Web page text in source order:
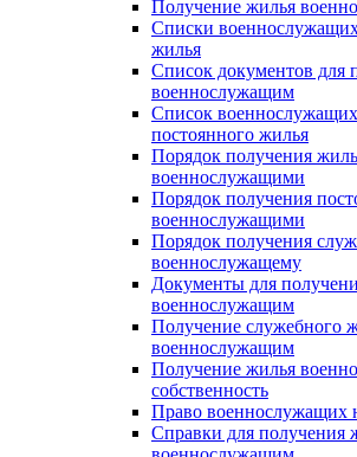
Получение жилья
Списки
жилья
Список документов для
военнослужащим
Список
постоянного жилья
Порядок получения
военнослужащими
Порядок получения
военнослужащими
Порядок получения
военнослужащему
Документы для
военнослужащим
Получение служебного
военнослужащим
Получение жилья
собственность
Право военнослужащих
Справки для получения